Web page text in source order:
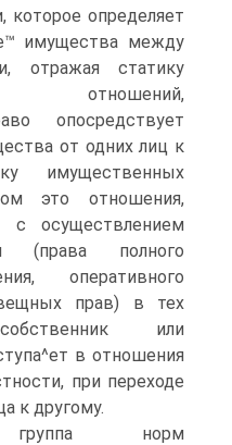
которое определяет
имущества между
отражая статику
отношений,
опосредствует
от одних лиц к
имущественных
это отношения,
осуществлением
(права полного
оперативного
прав) в тех
или
в отношения
при переходе
к другому.
группа норм